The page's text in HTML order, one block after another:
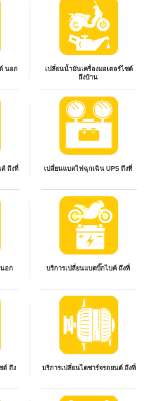
นอก
เปลี่ยนน้ำมันเครื่องมอเตอร์ไซต์
ถึงบ้าน
ถึงที่ เปลี่ยนแบตไฟฉุกเฉิน UPS ถึงที่
นอก
บริการเปลี่ยนแบตบิ๊กไบค์ ถึงที่
ต์ ถึง
บริการเปลี่ยนไดชาร์จรถยนต์ ถึงที่